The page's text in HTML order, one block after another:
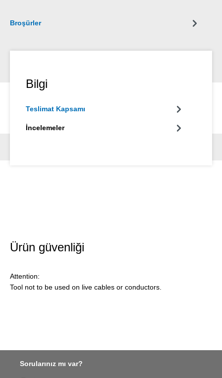
Broşürler
Bilgi
Teslimat Kapsamı
İncelemeler
Ürün güvenliği
Attention:
Tool not to be used on live cables or conductors.
Sorularınız mı var?